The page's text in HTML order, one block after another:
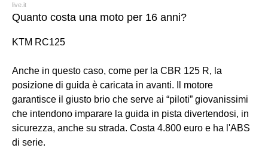
live.it
Quanto costa una moto per 16 anni?
KTM RC125
Anche in questo caso, come per la CBR 125 R, la
posizione di guida è caricata in avanti. Il motore
garantisce il giusto brio che serve ai “piloti” giovanissimi
che intendono imparare la guida in pista divertendosi, in
sicurezza, anche su strada. Costa 4.800 euro e ha l'ABS
di serie.